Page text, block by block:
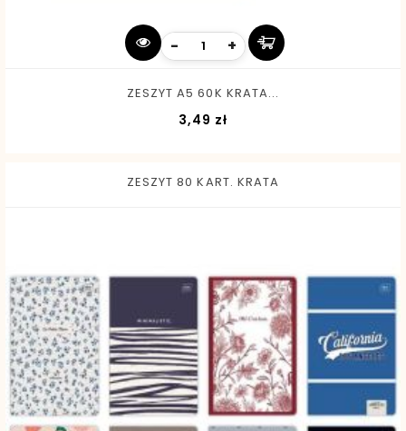
- +
ZESZYT A5 60K KRATA...
3,49 złCena
ZESZYT 80 KART. KRATA